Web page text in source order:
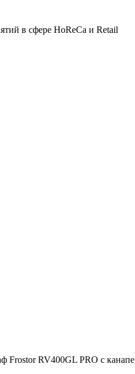
в сфере HoReCa и Retail
Frostor RV400GL PRO с канапе